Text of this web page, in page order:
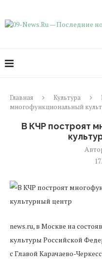
Главная Культура
многофункциональный
В КЧР построят
news.ru, в Москве на
культуры Российской
с Главой Карачаево-